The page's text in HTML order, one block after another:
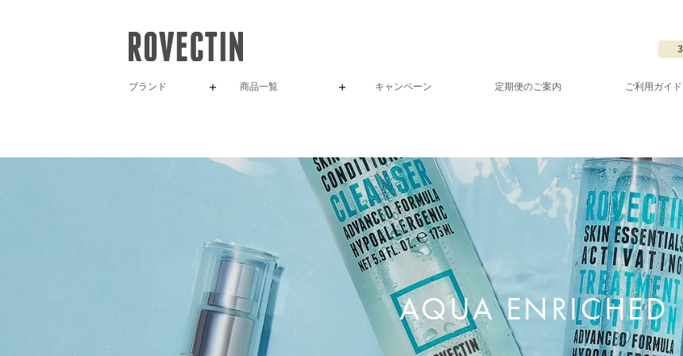
ブランド 商品一覧 キャンペーン 定期便のご案内 ご利用ガイド
AQUA ENRICHED